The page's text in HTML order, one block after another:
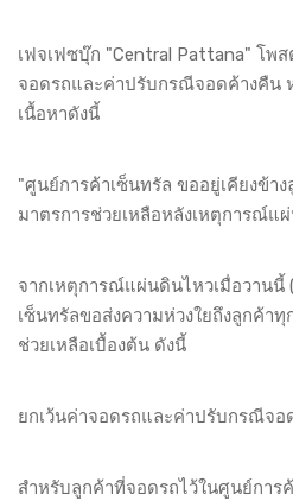
เฟจเฟซบุ๊ก "Central Pattana" โพส
จอดรถและค่าปรับกรณีจอดค้างคืน
เนื้อหาดังนี้
"ศูนย์การค้าเซ็นทรัล ขออยู่เคียงข้า
มาตรการช่วยเหลือหลังเหตุการณ์แ
จากเหตุการณ์แผ่นดินไหวเมื่อวานนี้
เซ็นทรัลขอส่งความห่วงใยถึงลูกค้า
ช่วยเหลือเบื้องต้น ดังนี้
ยกเว้นค่าจอดรถและค่าปรับกรณีจอ
สำหรับลูกค้าที่จอดรถไว้ในศูนย์การ